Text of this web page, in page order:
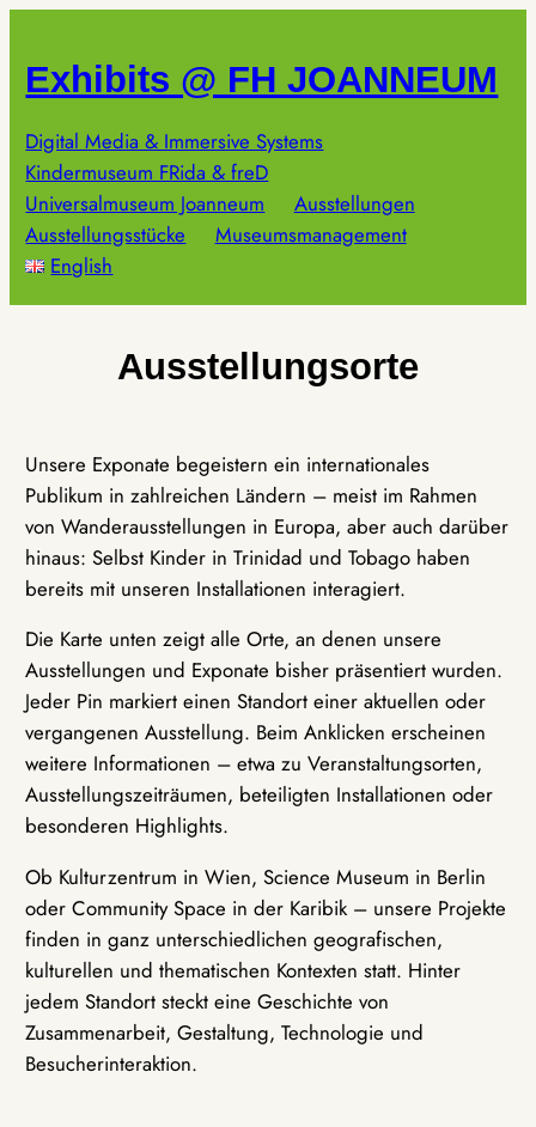
springen
Exhibits @ FH JOANNEUM
Digital Media & Immersive Systems
Kindermuseum FRida & freD
Universalmuseum Joanneum
Ausstellungen
Ausstellungsstücke
Museumsmanagement
English
Ausstellungsorte
Unsere Exponate begeistern ein internationales
Publikum in zahlreichen Ländern – meist im Rahmen
von Wanderausstellungen in Europa, aber auch darüber
hinaus: Selbst Kinder in Trinidad und Tobago haben
bereits mit unseren Installationen interagiert.
Die Karte unten zeigt alle Orte, an denen unsere
Ausstellungen und Exponate bisher präsentiert wurden.
Jeder Pin markiert einen Standort einer aktuellen oder
vergangenen Ausstellung. Beim Anklicken erscheinen
weitere Informationen – etwa zu Veranstaltungsorten,
Ausstellungszeiträumen, beteiligten Installationen oder
besonderen Highlights.
Ob Kulturzentrum in Wien, Science Museum in Berlin
oder Community Space in der Karibik – unsere Projekte
finden in ganz unterschiedlichen geografischen,
kulturellen und thematischen Kontexten statt. Hinter
jedem Standort steckt eine Geschichte von
Zusammenarbeit, Gestaltung, Technologie und
Besucherinteraktion.